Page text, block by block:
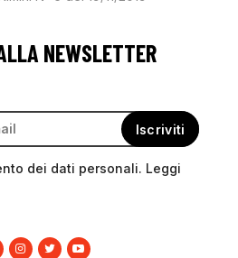
NEWSLETTER
dei dati personali. Leggi